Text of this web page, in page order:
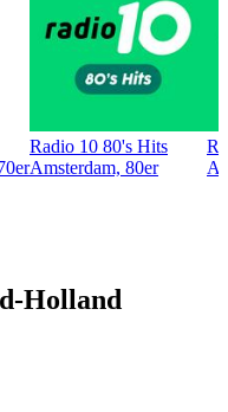
Radio 10 80's Hits
Amsterdam, 80er
Holland